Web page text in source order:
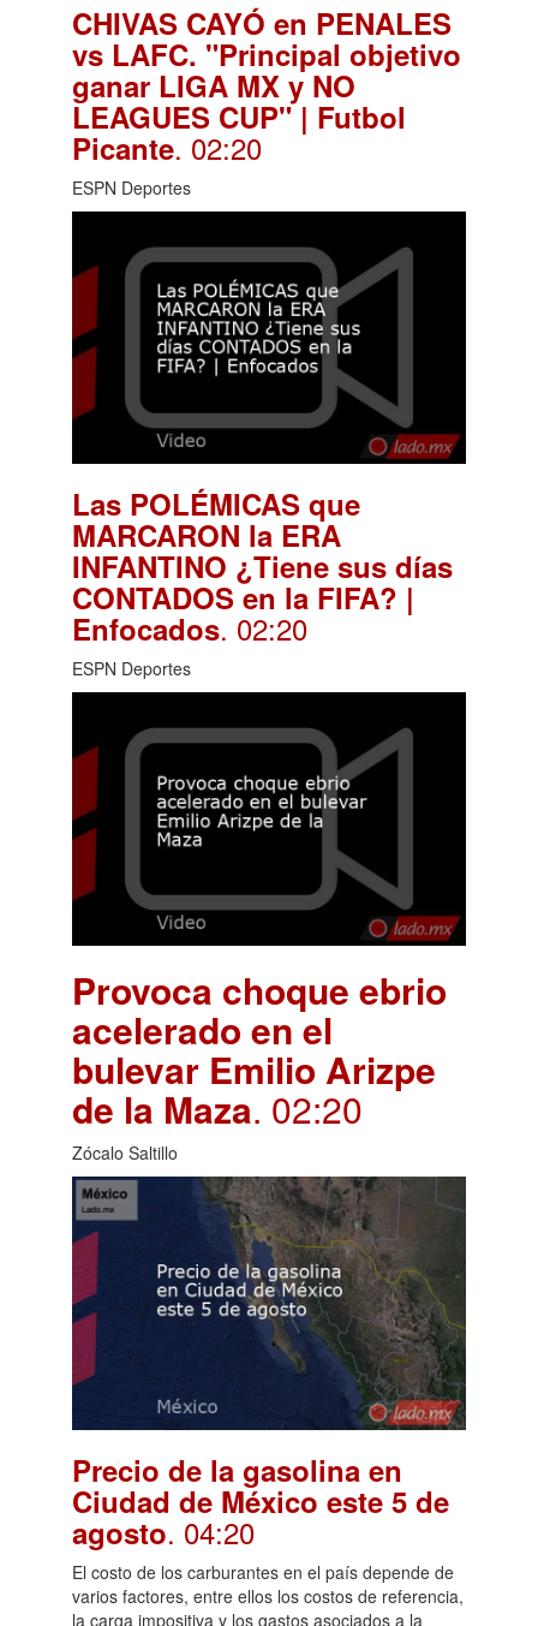
CHIVAS CAYÓ en PENALES
vs LAFC. "Principal objetivo
ganar LIGA MX y NO
LEAGUES CUP" | Futbol
Picante. 02:20
ESPN Deportes
Las POLÉMICAS que
MARCARON la ERA
INFANTINO ¿Tiene sus días
CONTADOS en la FIFA? |
Enfocados. 02:20
ESPN Deportes
Provoca choque ebrio
acelerado en el
bulevar Emilio Arizpe
de la Maza. 02:20
Zócalo Saltillo
Precio de la gasolina en
Ciudad de México este 5 de
agosto. 04:20
El costo de los carburantes en el país depende de
varios factores, entre ellos los costos de referencia,
la carga impositiva y los gastos asociados a la